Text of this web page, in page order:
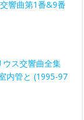
響曲第1番&9番
ウス交響曲全集
内管と (1995-97